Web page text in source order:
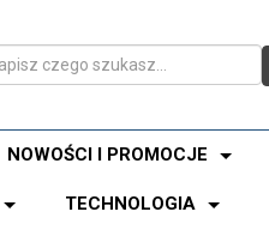
NOWOŚCI I PROMOCJE
TECHNOLOGIA